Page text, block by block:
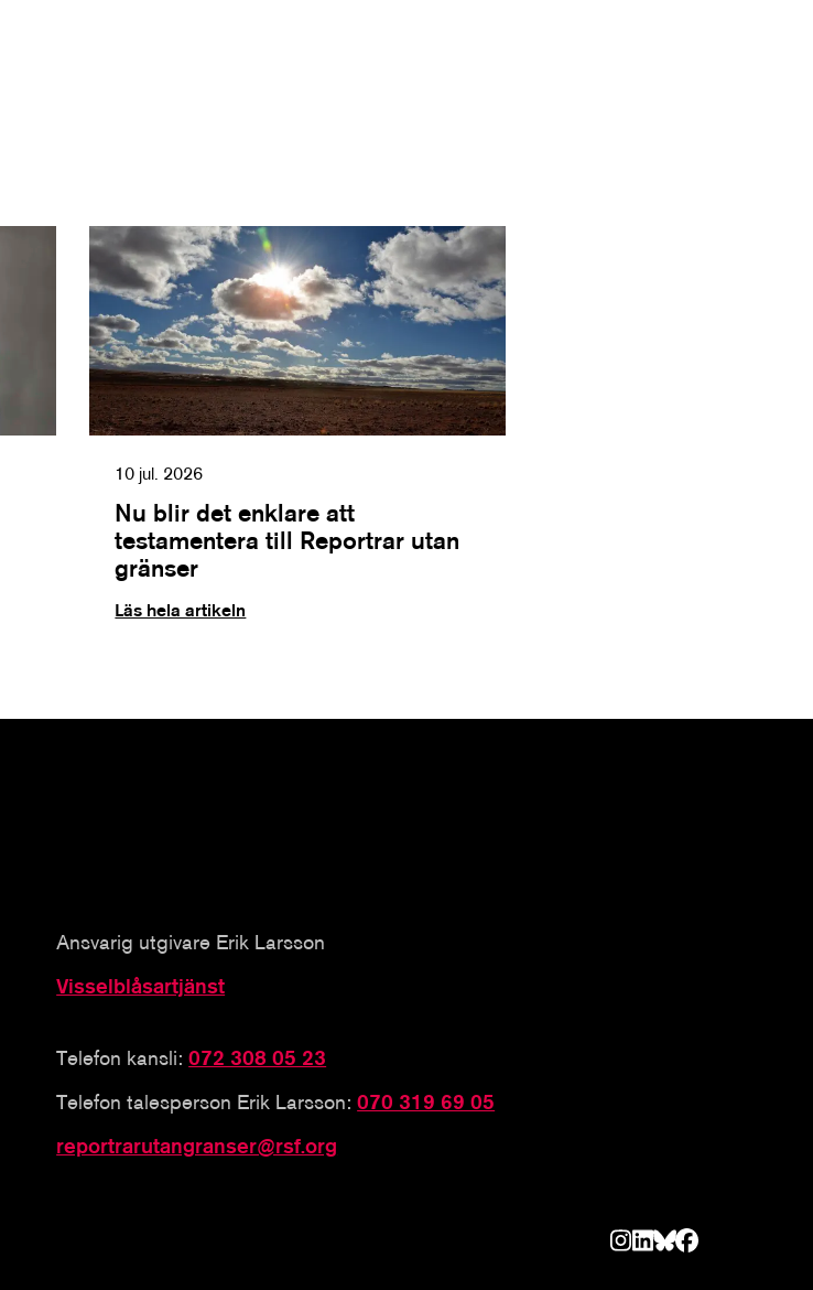
10 jul. 2026
Nu blir det enklare att
testamentera till Reportrar utan
gränser
Läs hela artikeln
Ansvarig utgivare Erik Larsson
Visselblåsartjänst
Telefon kansli:072 308 05 23
Telefon talesperson Erik Larsson:070 319 69 05
reportrarutangranser@rsf.org